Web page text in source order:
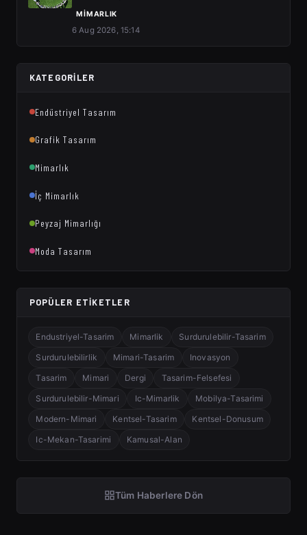
MIMARLIK
6 Aug 2026, 15:14
KATEGORILER
Endüstriyel Tasarım
Grafik Tasarım
Mimarlık
İç Mimarlık
Peyzaj Mimarlığı
Moda Tasarım
POPÜLER ETIKETLER
Endustriyel-Tasarim Mimarlik
Surdurulebilir-Tasarim
Surdurulebilirlik
Mimari-Tasarim
Inovasyon
Tasarim
Mimari Dergi
Tasarim-Felsefesi
Surdurulebilir-Mimari
Ic-Mimarlik
Mobilya-Tasarimi
Modern-Mimari
Kentsel-Tasarim
Kentsel-Donusum
Ic-Mekan-Tasarimi
Kamusal-Alan
Tüm Haberlere Dön